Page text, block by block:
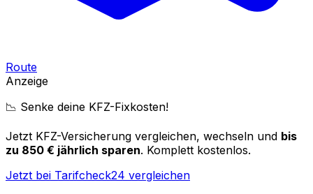
Route
Anzeige
📉 Senke deine KFZ-Fixkosten!
Jetzt KFZ-Versicherung vergleichen, wechseln und bis
zu 850 € jährlich sparen. Komplett kostenlos.
Jetzt bei Tarifcheck24 vergleichen